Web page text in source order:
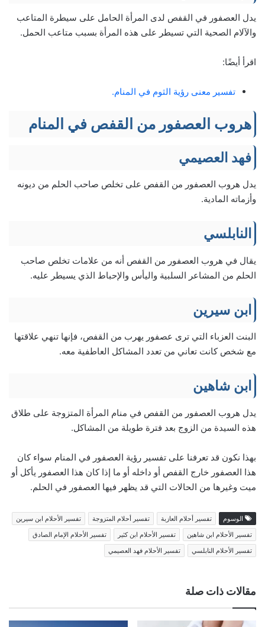
يدل العصفور في القفص لدى المرأة الحامل على سيطرة المتاعب
والآلام الصحية التي تسيطر على هذه المرأة بسبب متاعب الحمل.
اقرأ أيضًا:
تفسير معنى رؤية الثوم في المنام.
هروب العصفور من القفص في المنام
فهد العصيمي
يدل هروب العصفور من القفص على تخلص صاحب الحلم من ديونه
وأزماته المادية.
النابلسي
يقال في هروب العصفور من القفص أنه من علامات تخلص صاحب
الحلم من المشاعر السلبية واليأس والإحباط الذي يسيطر عليه.
ابن سيرين
البنت العزباء التي ترى عصفور يهرب من القفص، فإنها تنهي علاقتها
مع شخص كانت تعاني من تعدد المشاكل العاطفية معه.
ابن شاهين
يدل هروب العصفور من القفص في منام المرأة المتزوجة على طلاق
هذه السيدة من الزوج بعد فترة طويلة من المشاكل.
بهذا نكون قد تعرفنا على تفسير رؤية العصفور في المنام سواء كان
هذا العصفور خارج القفص أو داخله أو ما إذا كان هذا العصفور يأكل أو
ميت وغيرها من الحالات التي قد يظهر فيها العصفور في الحلم.
الوسوم تفسير أحلام العازبة تفسير أحلام المتزوجة
تفسير الأحلام ابن سيرين
تفسير الأحلام ابن شاهين
تفسير الأحلام ابن كثير
تفسير الأحلام الإمام الصادق
تفسير الأحلام النابلسي
تفسير الأحلام فهد العصيمي
مقالات ذات صلة